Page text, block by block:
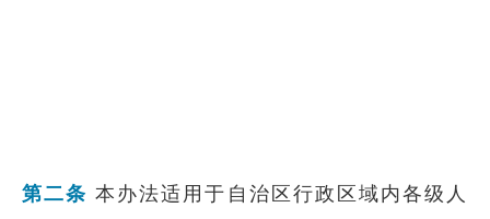
第二条 本办法适用于自治区行政区域内各级人